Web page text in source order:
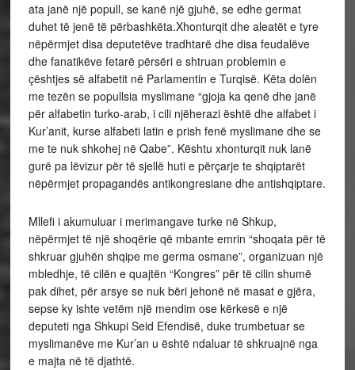
ata janë një popull, se kanë një gjuhë, se edhe germat
duhet të jenë të përbashkëta.Xhonturqit dhe aleatët e tyre
nëpërmjet disa deputetëve tradhtarë dhe disa feudalëve
dhe fanatikëve fetarë përsëri e shtruan problemin e
çështjes së alfabetit në Parlamentin e Turqisë. Këta dolën
me tezën se popullsia myslimane “gjoja ka qenë dhe janë
për alfabetin turko-arab, i cili njëherazi është dhe alfabet i
Kur’anit, kurse alfabeti latin e prish fenë myslimane dhe se
me te nuk shkohej në Qabe”. Kështu xhonturqit nuk lanë
gurë pa lëvizur për të sjellë huti e përçarje te shqiptarët
nëpërmjet propagandës antikongresiane dhe antishqiptare.
Mllefi i akumuluar i merimangave turke në Shkup,
nëpërmjet të një shoqërie që mbante emrin “shoqata për të
shkruar gjuhën shqipe me germa osmane”, organizuan një
mbledhje, të cilën e quajtën “Kongres” për të cilin shumë
pak dihet, për arsye se nuk bëri jehonë në masat e gjëra,
sepse ky ishte vetëm një mendim ose kërkesë e një
deputeti nga Shkupi Seid Efendisë, duke trumbetuar se
myslimanëve me Kur’an u është ndaluar të shkruajnë nga
e majta në të djathtë.